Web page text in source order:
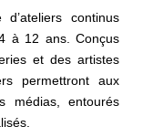
continus
à 12 ans. Conçus
et des artistes
permettront aux
médias, entourés